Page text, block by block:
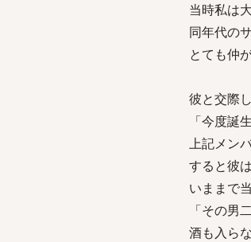
当時私は
同年代の
とても仲
彼と交際
「今度誕
上記メン
すると彼
いままで
「その男
酒も入ら